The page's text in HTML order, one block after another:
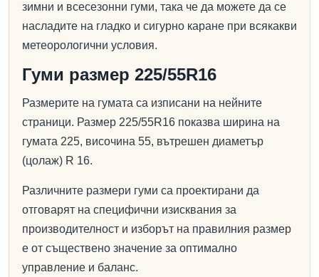
зимни и всесезонни гуми, така че да можете да се
насладите на гладко и сигурно каране при всякакви
метеорологични условия.
Гуми размер 225/55R16
Размерите на гумата са изписани на нейните
страници. Размер 225/55R16 показва ширина на
гумата 225, височина 55, вътрешен диаметър
(цолаж) R 16.
Различните размери гуми са проектирани да
отговарят на специфични изисквания за
производителност и изборът на правилния размер
е от съществено значение за оптимално
управление и баланс.